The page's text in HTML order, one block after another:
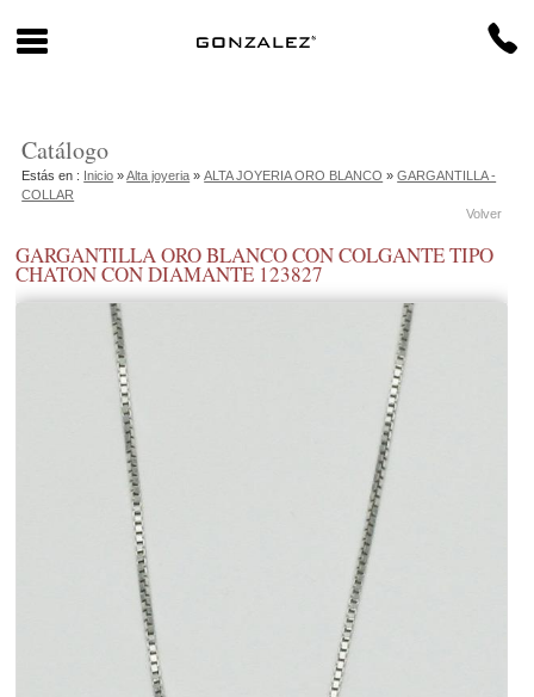
Catálogo
Estás en : Inicio »Alta joyeria »ALTA JOYERIA ORO BLANCO »GARGANTILLA -
COLLAR
Volver
GARGANTILLA ORO BLANCO CON COLGANTE TIPO
CHATON CON DIAMANTE 123827